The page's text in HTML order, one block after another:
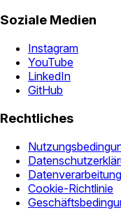
Soziale Medien
Instagram
YouTube
LinkedIn
GitHub
Rechtliches
Datenverarbeitung
Cookie-Richtlinie